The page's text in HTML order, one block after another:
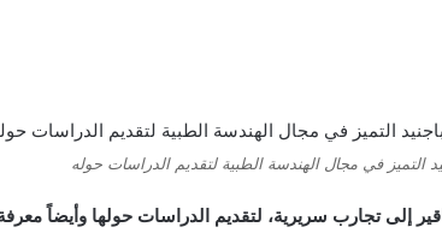
التميز في مجال الهندسة الطبية لتقديم الدراسات حوله
إلى تجارب سريرية، لتقديم الدراسات حولها وأيضاً